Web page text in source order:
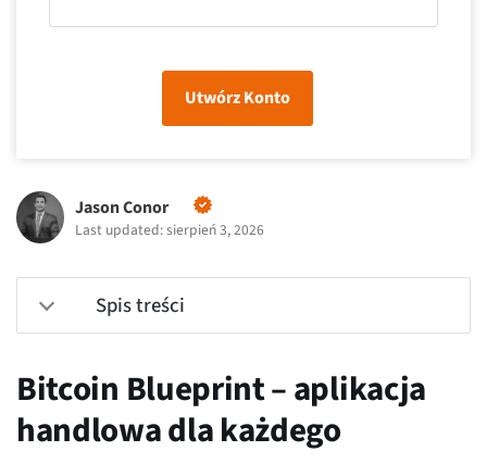
Utwórz Konto
Jason Conor
Last updated: sierpień 3, 2026
Spis treści
Bitcoin Blueprint – aplikacja
handlowa dla każdego